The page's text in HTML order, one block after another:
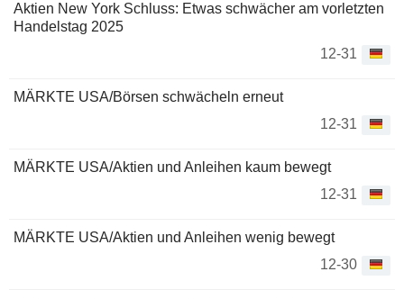
Aktien New York Schluss: Etwas schwächer am vorletzten
Handelstag 2025
12-31
MÄRKTE USA/Börsen schwächeln erneut
12-31
MÄRKTE USA/Aktien und Anleihen kaum bewegt
12-31
MÄRKTE USA/Aktien und Anleihen wenig bewegt
12-30